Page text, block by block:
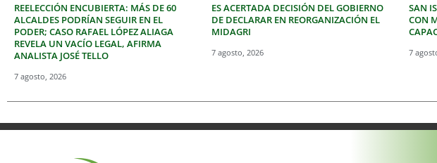
REELECCIÓN ENCUBIERTA: MÁS DE 60
ALCALDES PODRÍAN SEGUIR EN EL
PODER; CASO RAFAEL LÓPEZ ALIAGA
REVELA UN VACÍO LEGAL, AFIRMA
ANALISTA JOSÉ TELLO
7 agosto, 2026
ES ACERTADA DECISIÓN DEL GOBIERNO
DE DECLARAR EN REORGANIZACIÓN EL
MIDAGRI
7 agosto, 2026
SAN
CON
7